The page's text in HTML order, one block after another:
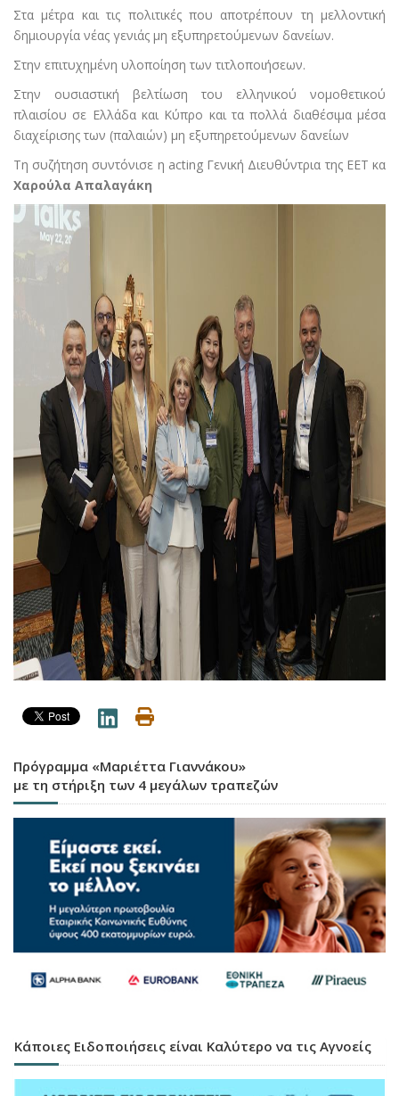
Στα μέτρα και τις πολιτικές που αποτρέπουν τη μελλοντική
δημιουργία νέας γενιάς μη εξυπηρετούμενων δανείων.
Στην επιτυχημένη υλοποίηση των τιτλοποιήσεων.
Στην ουσιαστική βελτίωση του ελληνικού νομοθετικού
πλαισίου σε Ελλάδα και Κύπρο και τα πολλά διαθέσιμα μέσα
διαχείρισης των (παλαιών) μη εξυπηρετούμενων δανείων
Τη συζήτηση συντόνισε η acting Γενική Διευθύντρια της ΕΕΤ κα
Χαρούλα Απαλαγάκη
Πρόγραμμα «Μαριέττα Γιαννάκου»
με τη στήριξη των 4 μεγάλων τραπεζών
Κάποιες Ειδοποιήσεις είναι Καλύτερο να τις Αγνοείς